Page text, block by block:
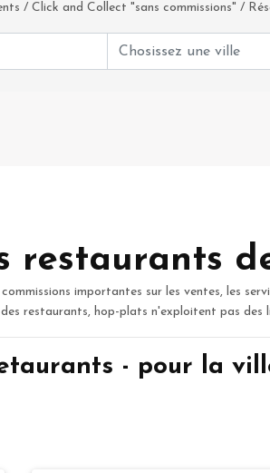
/ Click and Collect "sans commissions" /
restaurants
importantes sur les ventes, les
restaurants, hop-plats n'exploitent pas des
- pour la